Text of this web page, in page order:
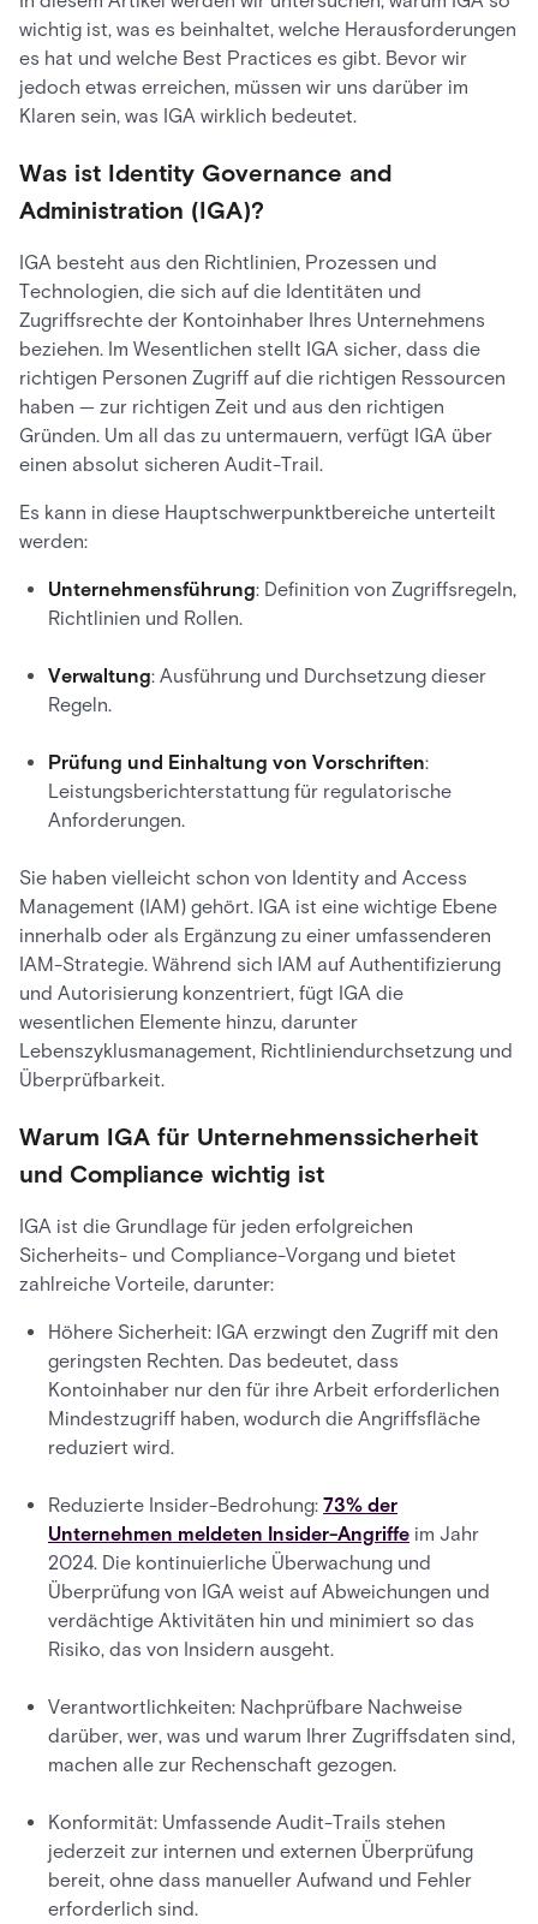
wichtig ist, was es beinhaltet, welche Herausforderungen
es hat und welche Best Practices es gibt. Bevor wir
jedoch etwas erreichen, müssen wir uns darüber im
Klaren sein, was IGA wirklich bedeutet.
Was ist Identity Governance and
Administration (IGA)?
IGA besteht aus den Richtlinien, Prozessen und
Technologien, die sich auf die Identitäten und
Zugriffsrechte der Kontoinhaber Ihres Unternehmens
beziehen. Im Wesentlichen stellt IGA sicher, dass die
richtigen Personen Zugriff auf die richtigen Ressourcen
haben — zur richtigen Zeit und aus den richtigen
Gründen. Um all das zu untermauern, verfügt IGA über
einen absolut sicheren Audit-Trail.
Es kann in diese Hauptschwerpunktbereiche unterteilt
werden:
Unternehmensführung: Definition von Zugriffsregeln,
Richtlinien und Rollen.
Verwaltung: Ausführung und Durchsetzung dieser
Regeln.
Prüfung und Einhaltung von Vorschriften:
Leistungsberichterstattung für regulatorische
Anforderungen.
Sie haben vielleicht schon von Identity and Access
Management (IAM) gehört. IGA ist eine wichtige Ebene
innerhalb oder als Ergänzung zu einer umfassenderen
IAM-Strategie. Während sich IAM auf Authentifizierung
und Autorisierung konzentriert, fügt IGA die
wesentlichen Elemente hinzu, darunter
Lebenszyklusmanagement, Richtliniendurchsetzung und
Überprüfbarkeit.
Warum IGA für Unternehmenssicherheit
und Compliance wichtig ist
IGA ist die Grundlage für jeden erfolgreichen
Sicherheits- und Compliance-Vorgang und bietet
zahlreiche Vorteile, darunter:
Höhere Sicherheit: IGA erzwingt den Zugriff mit den
geringsten Rechten. Das bedeutet, dass
Kontoinhaber nur den für ihre Arbeit erforderlichen
Mindestzugriff haben, wodurch die Angriffsfläche
reduziert wird.
Reduzierte Insider-Bedrohung: 73% der
Unternehmen meldeten Insider-Angriffe im Jahr
2024. Die kontinuierliche Überwachung und
Überprüfung von IGA weist auf Abweichungen und
verdächtige Aktivitäten hin und minimiert so das
Risiko, das von Insidern ausgeht.
Verantwortlichkeiten: Nachprüfbare Nachweise
darüber, wer, was und warum Ihrer Zugriffsdaten sind,
machen alle zur Rechenschaft gezogen.
Konformität: Umfassende Audit-Trails stehen
jederzeit zur internen und externen Überprüfung
bereit, ohne dass manueller Aufwand und Fehler
erforderlich sind.